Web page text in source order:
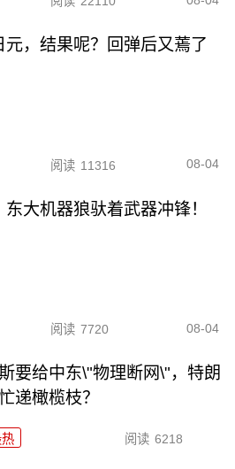
，结果呢？回弹后又蔫了
阅读 11316 08-04
大机器狼驮着武器冲锋！
阅读 7720 08-04
要给中东\"物理断网\"，特朗
递橄榄枝？
阅读 6218